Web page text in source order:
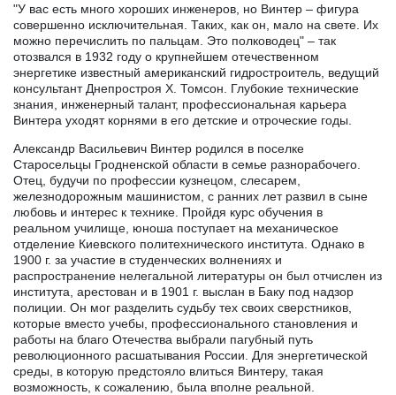
"У вас есть много хороших инженеров, но Винтер – фигура
совершенно исключительная. Таких, как он, мало на свете. Их
можно перечислить по пальцам. Это полководец" – так
отозвался в 1932 году о крупнейшем отечественном
энергетике известный американский гидростроитель, ведущий
консультант Днепростроя Х. Томсон. Глубокие технические
знания, инженерный талант, профессиональная карьера
Винтера уходят корнями в его детские и отроческие годы.
Александр Васильевич Винтер родился в поселке
Старосельцы Гродненской области в семье разнорабочего.
Отец, будучи по профессии кузнецом, слесарем,
железнодорожным машинистом, с ранних лет развил в сыне
любовь и интерес к технике. Пройдя курс обучения в
реальном училище, юноша поступает на механическое
отделение Киевского политехнического института. Однако в
1900 г. за участие в студенческих волнениях и
распространение нелегальной литературы он был отчислен из
института, арестован и в 1901 г. выслан в Баку под надзор
полиции. Он мог разделить судьбу тех своих сверстников,
которые вместо учебы, профессионального становления и
работы на благо Отечества выбрали пагубный путь
революционного расшатывания России. Для энергетической
среды, в которую предстояло влиться Винтеру, такая
возможность, к сожалению, была вполне реальной.